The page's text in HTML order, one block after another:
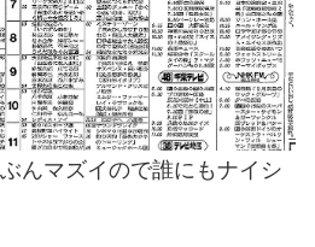
んマズイので誰にもナイシ